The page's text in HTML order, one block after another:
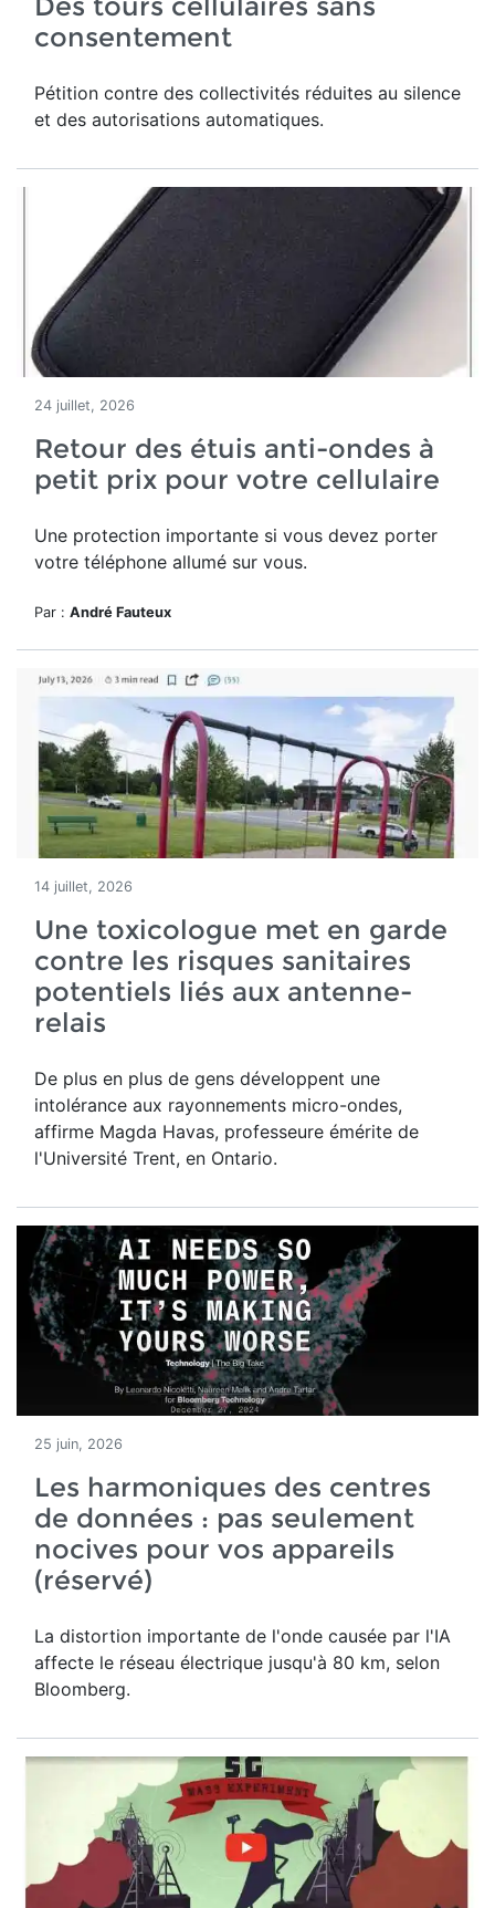
consentement
Pétition contre des collectivités réduites au silence
et des autorisations automatiques.
24 juillet, 2026
Retour des étuis anti-ondes à
petit prix pour votre cellulaire
Une protection importante si vous devez porter
votre téléphone allumé sur vous.
Par : André Fauteux
14 juillet, 2026
Une toxicologue met en garde
contre les risques sanitaires
potentiels liés aux antenne-
relais
De plus en plus de gens développent une
intolérance aux rayonnements micro-ondes,
affirme Magda Havas, professeure émérite de
l'Université Trent, en Ontario.
25 juin, 2026
Les harmoniques des centres
de données : pas seulement
nocives pour vos appareils
(réservé)
La distortion importante de l'onde causée par l'IA
affecte le réseau électrique jusqu'à 80 km, selon
Bloomberg.